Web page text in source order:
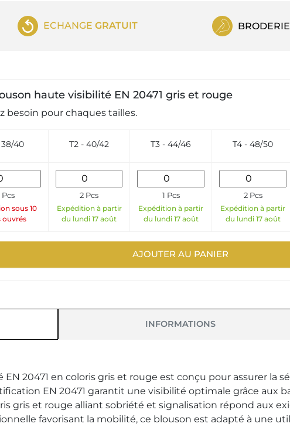
ECHANGEGRATUIT BRODERIE
haute visibilité EN 20471 gris et rouge
besoin pour chaques tailles.
38/40 T2 - 40/42 T3 - 44/46 T4 - 48/50
sous 10
ouvrés
2 Pcs
Expédition à partir
du lundi 17 août
1 Pcs
Expédition à partir
du lundi 17 août
2 Pcs
Expédition à partir
du lundi 17 août
AJOUTER AU PANIER
INFORMATIONS
20471 en coloris gris et rouge est conçu pour assurer la
EN 20471 garantit une visibilité optimale grâce aux
gris et rouge alliant sobriété et signalisation répond aux
favorisant la mobilité, ce blouson est adapté à une